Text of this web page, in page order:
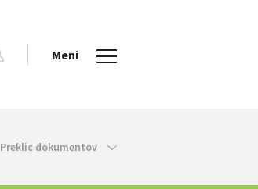
Meni
Preklic dokumentov